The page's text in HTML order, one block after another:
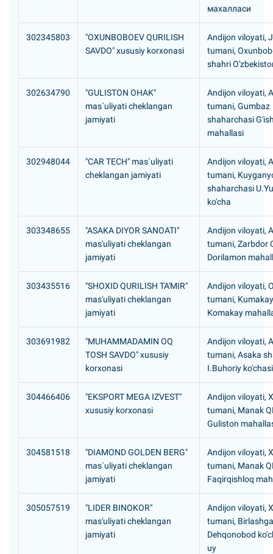
махалласи
302345803
"OXUNBOBOEV QURILISH
SAVDO" xususiy korxonasi
Andijon viloyati,
tumani,
shahri
302634790
"GULISTON OHAK"
mas`uliyati cheklangan
jamiyati
Andijon viloyati,
tumani, Gumbaz
shaharchasi
mahallasi
302948044
"CAR TECH" mas`uliyati
cheklangan jamiyati
Andijon viloyati,
tumani,
shaharchasi
ko'cha
303348655
"ASAKA DIYOR SANOATI"
mas'uliyati cheklangan
jamiyati
Andijon viloyati,
tumani, Zarbdor
Dorilamon
303435516
"SHOXID QURILISH TA'MIR"
mas'uliyati cheklangan
jamiyati
Andijon viloyati,
tumani,
Komakay
303691982
"MUHAMMADAMIN OQ
TOSH SAVDO" xususiy
korxonasi
Andijon viloyati,
tumani, Asaka
I.Buhoriy
304466406
"EKSPORT MEGA IZVEST"
xususiy korxonasi
Andijon viloyati,
tumani, Manak
Guliston
304581518
"DIAMOND GOLDEN BERG"
mas`uliyati cheklangan
jamiyati
Andijon viloyati,
tumani, Manak
Faqirqishloq
305057519
"LIDER BINOKOR"
mas'uliyati cheklangan
jamiyati
Andijon viloyati,
tumani,
Dehqonobod
uy